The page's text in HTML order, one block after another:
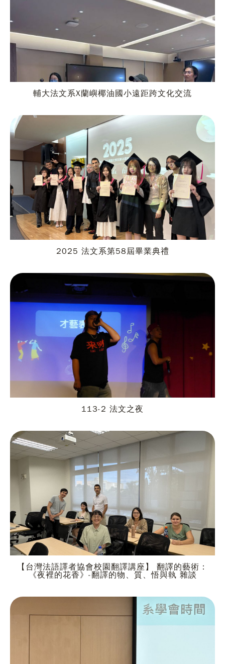
輔大法文系X蘭嶼椰油國小遠距跨文化交流
2025 法文系第58屆畢業典禮
113-2 法文之夜
【台灣法語譯者協會校園翻譯講座】 翻譯的藝術：
《夜裡的花香》-翻譯的物、質、悟與執 雜談